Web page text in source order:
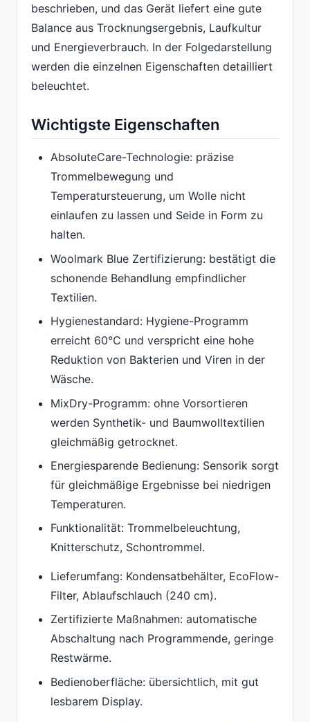
beschrieben, und das Gerät liefert eine gute
Balance aus Trocknungsergebnis, Laufkultur
und Energieverbrauch. In der Folgedarstellung
werden die einzelnen Eigenschaften detailliert
beleuchtet.
Wichtigste Eigenschaften
AbsoluteCare-Technologie: präzise
Trommelbewegung und
Temperatursteuerung, um Wolle nicht
einlaufen zu lassen und Seide in Form zu
halten.
Woolmark Blue Zertifizierung: bestätigt die
schonende Behandlung empfindlicher
Textilien.
Hygienestandard: Hygiene-Programm
erreicht 60°C und verspricht eine hohe
Reduktion von Bakterien und Viren in der
Wäsche.
MixDry-Programm: ohne Vorsortieren
werden Synthetik- und Baumwolltextilien
gleichmäßig getrocknet.
Energiesparende Bedienung: Sensorik sorgt
für gleichmäßige Ergebnisse bei niedrigen
Temperaturen.
Funktionalität: Trommelbeleuchtung,
Knitterschutz, Schontrommel.
Lieferumfang: Kondensatbehälter, EcoFlow-
Filter, Ablaufschlauch (240 cm).
Zertifizierte Maßnahmen: automatische
Abschaltung nach Programmende, geringe
Restwärme.
Bedienoberfläche: übersichtlich, mit gut
lesbarem Display.